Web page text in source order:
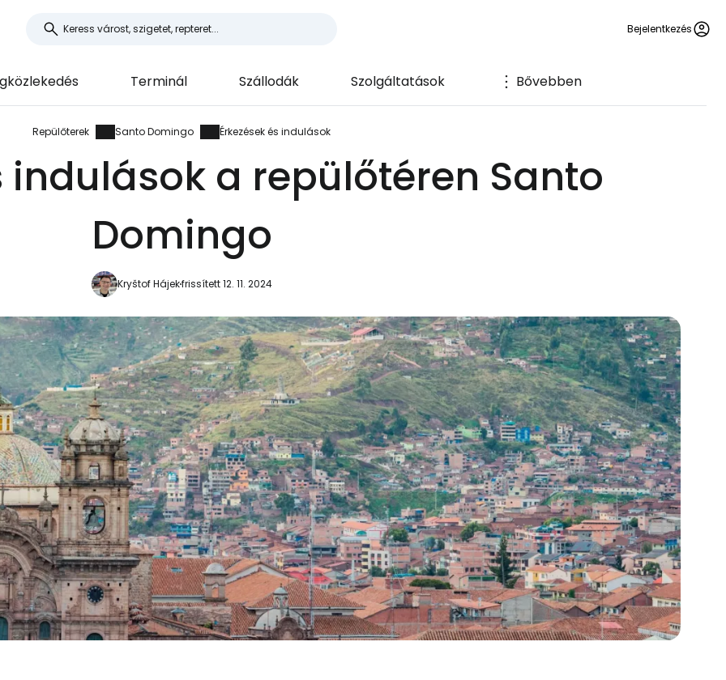
Bejelentkezés
Terminál Szállodák Szolgáltatások Bővebben
Repülőterek Santo Domingo Érkezések és indulások
indulások a repülőtéren Santo
Domingo
Kryštof Hájekfrissített 12. 11. 2024